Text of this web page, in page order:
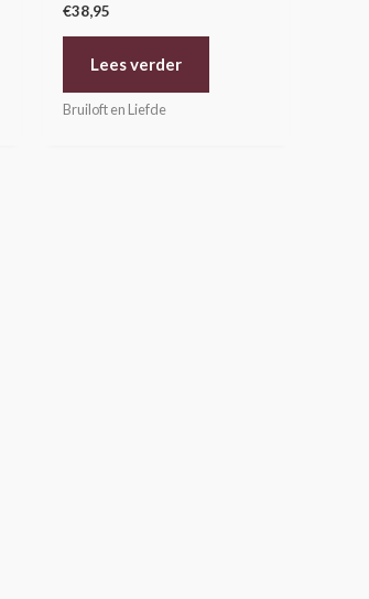
€38,95
Lees verder
Bruiloft en Liefde